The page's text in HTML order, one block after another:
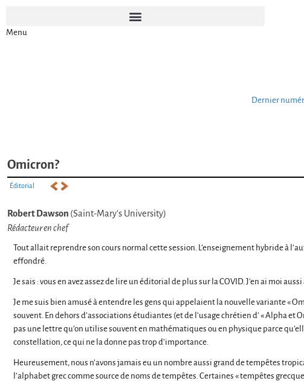
Menu
Dernier
Omicron?
Éditorial
Robert Dawson (Saint-Mary's University)
Rédacteur en chef
Tout allait reprendre son cours normal cette session. L’enseignement hybride à
effondré.
Je sais : vous en avez assez de lire un éditorial de plus sur la COVID. J’en ai moi
Je me suis bien amusé à entendre les gens qui appelaient la nouvelle variante «
souvent. En dehors d’associations étudiantes (et de l’usage chrétien d’ « Alpha
pas une lettre qu’on utilise souvent en mathématiques ou en physique parce
constellation, ce qui ne la donne pas trop d’importance.
Heureusement, nous n’avons jamais eu un nombre aussi grand de tempêtes
l’alphabet grec comme source de noms de tempêtes. Certaines « tempêtes